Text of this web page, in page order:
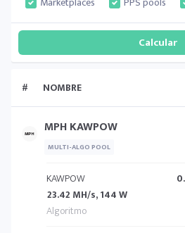
# NOMBRE
MPH KAWPOW
MULTI-ALGO POOL
KAWPOW
23.42 MH/s, 144 W